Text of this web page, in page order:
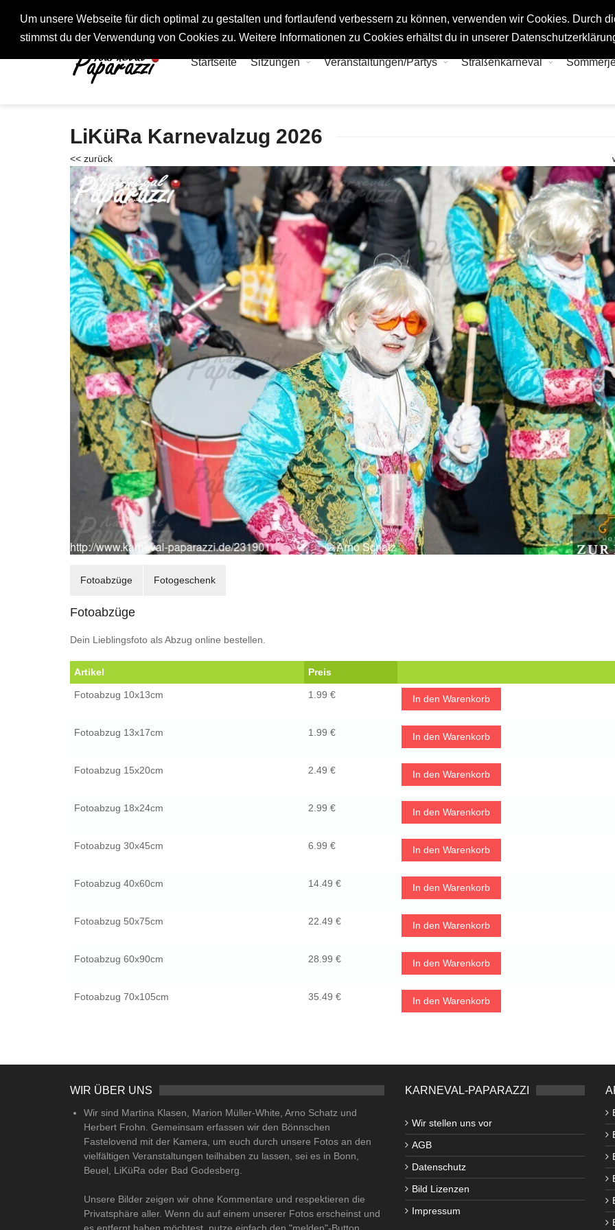
Um unsere Webseite für dich optimal zu gestalten und fortlaufend verbessern zu können, verwenden wir Cookies. Durch
stimmst du der Verwendung von Cookies zu. Weitere Informationen zu Cookies erhältst du in unserer
Fotos rund um den Fastelovend
Startseite Sitzungen Veranstaltungen/Partys Straßenkarneval
LiKüRa Karnevalzug 2026
<< zurück
Fotoabzüge Fotogeschenk
Fotoabzüge
Dein Lieblingsfoto als Abzug online bestellen.
Artikel Preis
Fotoabzug 10x13cm 1.99 € In den Warenkorb
Fotoabzug 13x17cm 1.99 € In den Warenkorb
Fotoabzug 15x20cm 2.49 € In den Warenkorb
Fotoabzug 18x24cm 2.99 € In den Warenkorb
Fotoabzug 30x45cm 6.99 € In den Warenkorb
Fotoabzug 40x60cm 14.49 € In den Warenkorb
Fotoabzug 50x75cm 22.49 € In den Warenkorb
Fotoabzug 60x90cm 28.99 € In den Warenkorb
Fotoabzug 70x105cm 35.49 € In den Warenkorb
WIR ÜBER UNS
Wir sind Martina Klasen, Marion Müller-White, Arno Schatz und
Herbert Frohn. Gemeinsam erfassen wir den Bönnschen
Fastelovend mit der Kamera, um euch durch unsere Fotos an den
vielfältigen Veranstaltungen teilhaben zu lassen, sei es in Bonn,
Beuel, LiKüRa oder Bad Godesberg.
Unsere Bilder zeigen wir ohne Kommentare und respektieren die
Privatsphäre aller. Wenn du auf einem unserer Fotos erscheinst und
KARNEVAL-PAPARAZZI
Wir stellen uns vor
AGB
Datenschutz
Bild Lizenzen
Impressum